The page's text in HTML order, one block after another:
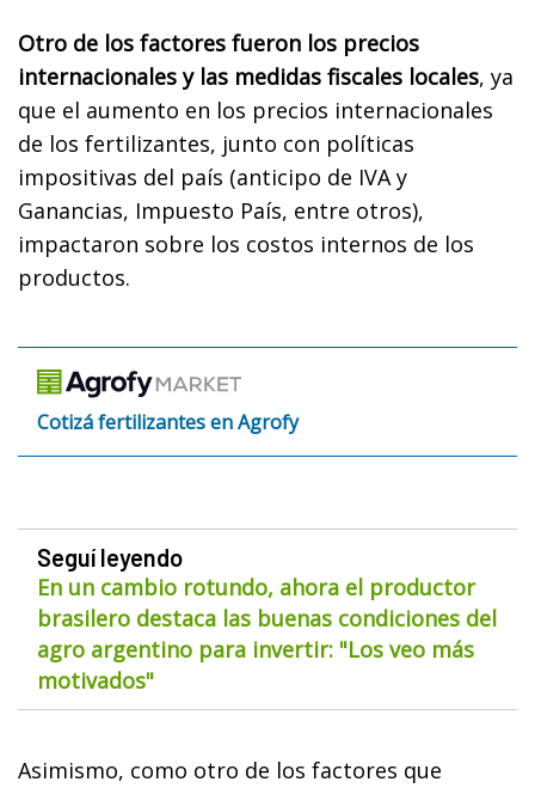
Otro de los factores fueron los precios
internacionales y las medidas fiscales locales, ya
que el aumento en los precios internacionales
de los fertilizantes, junto con políticas
impositivas del país (anticipo de IVA y
Ganancias, Impuesto País, entre otros),
impactaron sobre los costos internos de los
productos.
Cotizá fertilizantes en Agrofy
Seguí leyendo
En un cambio rotundo, ahora el productor
brasilero destaca las buenas condiciones del
agro argentino para invertir: "Los veo más
motivados"
Asimismo, como otro de los factores que